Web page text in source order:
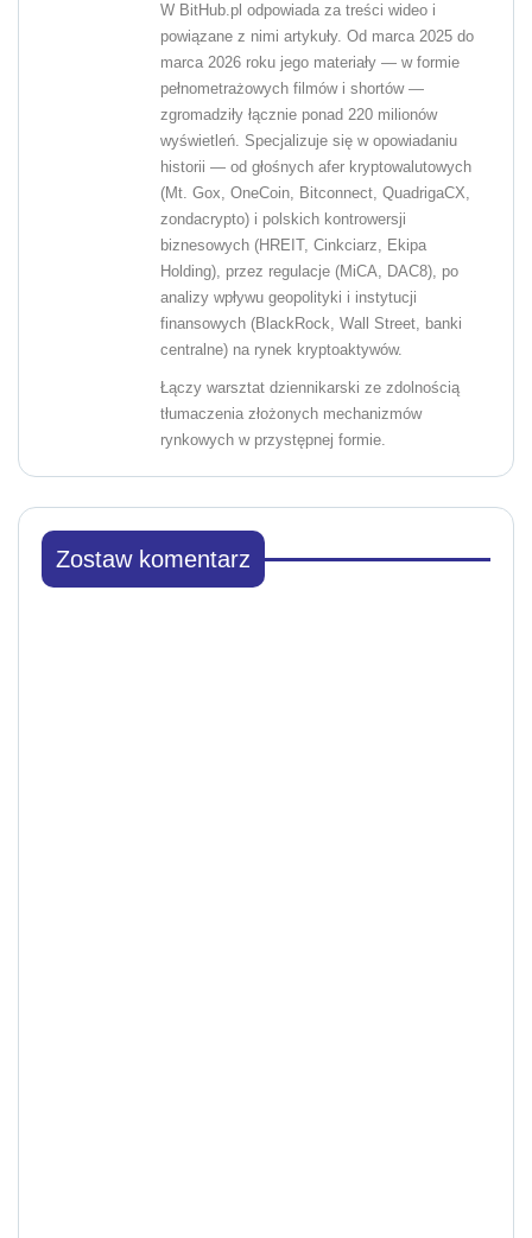
W BitHub.pl odpowiada za treści wideo i
powiązane z nimi artykuły. Od marca 2025 do
marca 2026 roku jego materiały — w formie
pełnometrażowych filmów i shortów —
zgromadziły łącznie ponad 220 milionów
wyświetleń. Specjalizuje się w opowiadaniu
historii — od głośnych afer kryptowalutowych
(Mt. Gox, OneCoin, Bitconnect, QuadrigaCX,
zondacrypto) i polskich kontrowersji
biznesowych (HREIT, Cinkciarz, Ekipa
Holding), przez regulacje (MiCA, DAC8), po
analizy wpływu geopolityki i instytucji
finansowych (BlackRock, Wall Street, banki
centralne) na rynek kryptoaktywów.
Łączy warsztat dziennikarski ze zdolnością
tłumaczenia złożonych mechanizmów
rynkowych w przystępnej formie.
Zostaw komentarz